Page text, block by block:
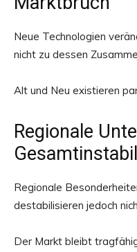
Neue Technologien
nicht zu dessen
Alt und Neu existieren
Regionale
Regionale
destabilisieren jedoch
Der Markt bleibt